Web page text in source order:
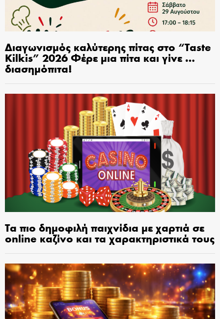
Διαγωνισμός καλύτερης πίτας στο “Taste
Kilkis” 2026 Φέρε μια πίτα και γίνε …
διασημόπιτα!
Τα πιο δημοφιλή παιχνίδια με χαρτιά σε
online καζίνο και τα χαρακτηριστικά τους